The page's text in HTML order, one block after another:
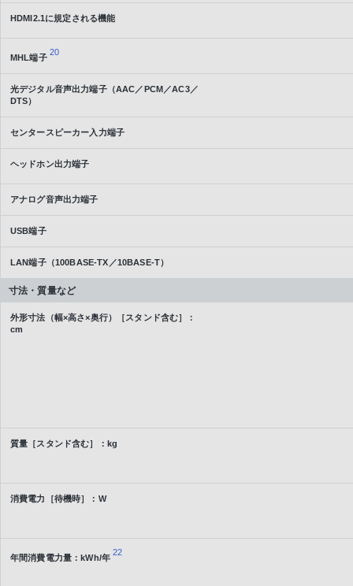
HDMI2.1に規定される機能
MHL端子
20
光デジタル音声出力端子（AAC／PCM／AC3／
DTS）
センタースピーカー入力端子
ヘッドホン出力端子
アナログ音声出力端子
USB端子
LAN端子（100BASE-TX／10BASE-T）
寸法・質量など
外形寸法（幅×高さ×奥行）［スタンド含む］：
cm
質量［スタンド含む］：kg
消費電力［待機時］：W
年間消費電力量：kWh/年
22